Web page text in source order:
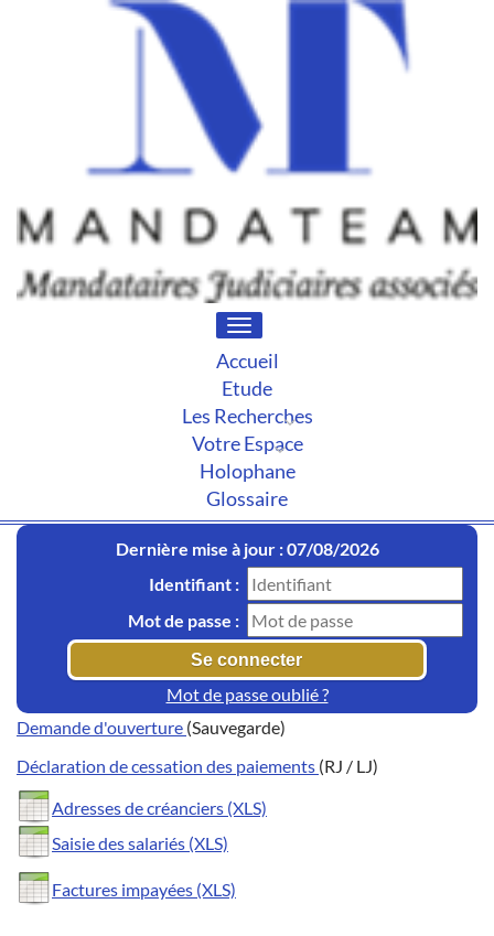
Toggle
navigation
Accueil
Etude
Les Recherches
Votre Espace
Holophane
Glossaire
Dernière mise à jour : 07/08/2026
Identifiant :
Mot de passe :
Mot de passe oublié ?
Demande d'ouverture (Sauvegarde)
Déclaration de cessation des paiements (RJ / LJ)
Adresses de créanciers (XLS)
Saisie des salariés (XLS)
Factures impayées (XLS)